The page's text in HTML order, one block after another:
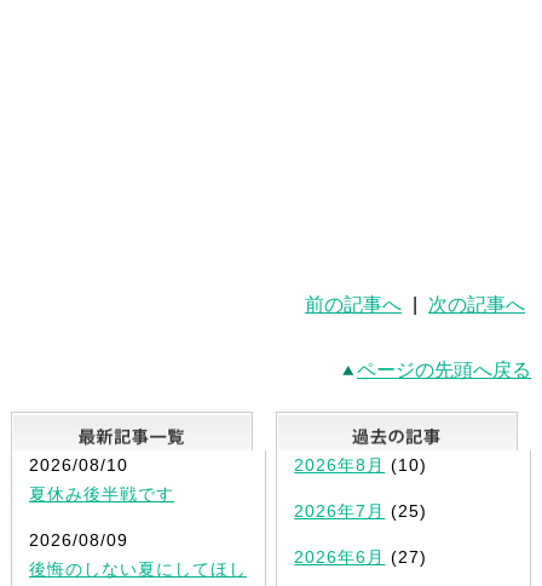
前の記事へ 次の記事へ
ページの先頭へ戻る
最新記事一覧
2026/08/10
夏休み後半戦です
2026/08/09
後悔のしない夏にしてほし
2026年8月 (10)
2026年7月 (25)
2026年6月 (27)